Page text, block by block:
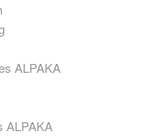
ALPAKA
ALPAKA